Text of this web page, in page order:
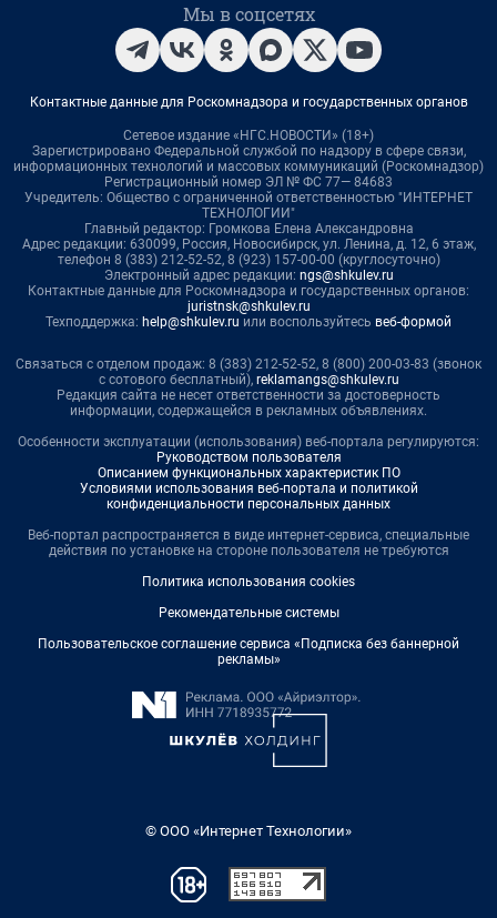
Мы в соцсетях
Контактные данные для Роскомнадзора и государственных органов
Сетевое издание «НГС.НОВОСТИ» (18+)
Зарегистрировано Федеральной службой по надзору в сфере связи,
информационных технологий и массовых коммуникаций (Роскомнадзор)
Регистрационный номер ЭЛ № ФС 77— 84683
Учредитель: Общество с ограниченной ответственностью "ИНТЕРНЕТ
ТЕХНОЛОГИИ"
Главный редактор: Громкова Елена Александровна
Адрес редакции: 630099, Россия, Новосибирск, ул. Ленина, д. 12, 6 этаж,
телефон 8 (383) 212-52-52, 8 (923) 157-00-00 (круглосуточно)
Электронный адрес редакции: ngs@shkulev.ru
Контактные данные для Роскомнадзора и государственных органов:
juristnsk@shkulev.ru
Техподдержка: help@shkulev.ru или воспользуйтесь веб-формой
Связаться с отделом продаж: 8 (383) 212-52-52, 8 (800) 200-03-83 (звонок
с сотового бесплатный), reklamangs@shkulev.ru
Редакция сайта не несет ответственности за достоверность
информации, содержащейся в рекламных объявлениях.
Особенности эксплуатации (использования) веб-портала регулируются:
Руководством пользователя
Описанием функциональных характеристик ПО
Условиями использования веб-портала и политикой
конфиденциальности персональных данных
Веб-портал распространяется в виде интернет-сервиса, специальные
действия по установке на стороне пользователя не требуются
Политика использования cookies
Рекомендательные системы
Пользовательское соглашение сервиса «Подписка без баннерной
рекламы»
© ООО «Интернет Технологии»